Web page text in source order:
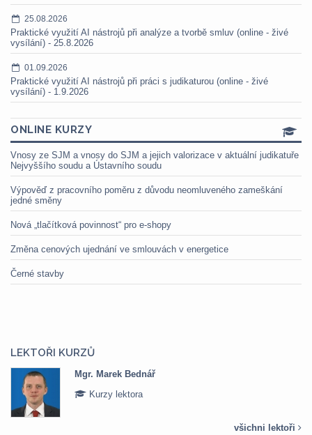
25.08.2026
Praktické využití AI nástrojů při analýze a tvorbě smluv (online - živé
vysílání) - 25.8.2026
01.09.2026
Praktické využití AI nástrojů při práci s judikaturou (online - živé
vysílání) - 1.9.2026
ONLINE KURZY
Vnosy ze SJM a vnosy do SJM a jejich valorizace v aktuální judikatuře
Nejvyššího soudu a Ústavního soudu
Výpověď z pracovního poměru z důvodu neomluveného zameškání
jedné směny
Nová „tlačítková povinnost“ pro e-shopy
Změna cenových ujednání ve smlouvách v energetice
Černé stavby
LEKTOŘI KURZŮ
Mgr. Marek Bednář
Kurzy lektora
všichni lektoři